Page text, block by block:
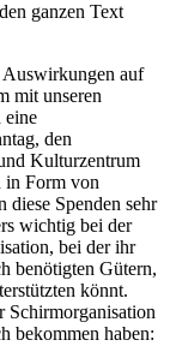
ganzen Text
auf
mit unseren
eine
den
Kulturzentrum
in Form von
diese Spenden sehr
wichtig bei der
bei der ihr
benötigten Gütern,
könnt.
Schirmorganisation
bekommen haben: